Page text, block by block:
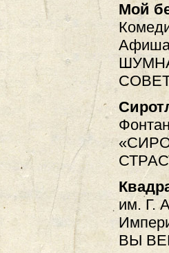
Мой
им. Г.
ВЫ